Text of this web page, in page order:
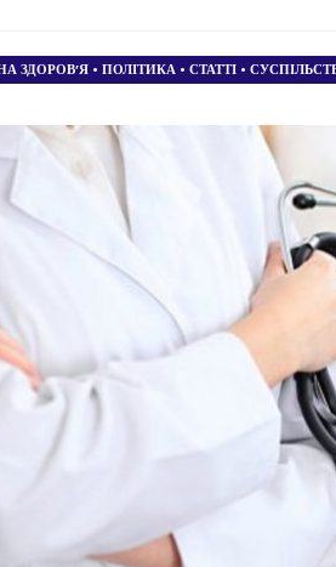
ЗДОРОВ’Я • ПОЛІТИКА • СТАТТІ •